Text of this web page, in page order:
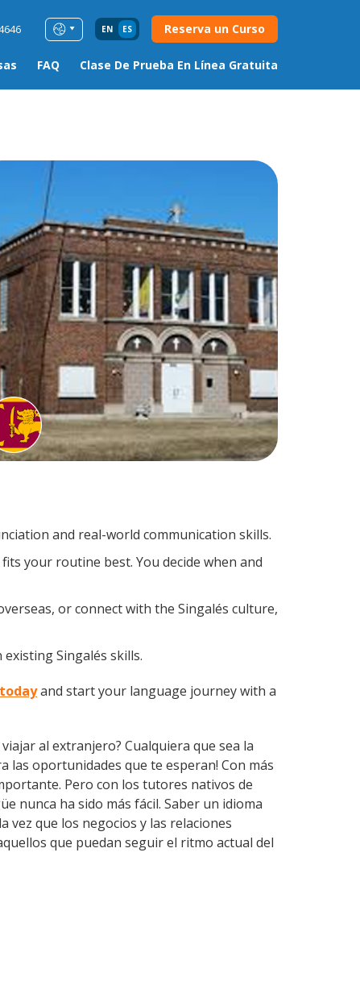
EN ES Reserva un Curso
FAQ Clase De Prueba En Línea Gratuita
and real-world communication skills.
your routine best. You decide when and
or connect with the Singalés culture,
Singalés skills.
and start your language journey with a
al extranjero? Cualquiera que sea la
las oportunidades que te esperan! Con más
Pero con los tutores nativos de
nunca ha sido más fácil. Saber un idioma
vez que los negocios y las relaciones
que puedan seguir el ritmo actual del